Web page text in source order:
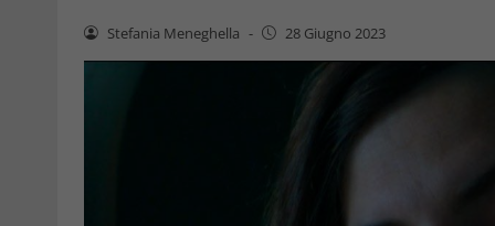
Stefania Meneghella - 28 Giugno 2023